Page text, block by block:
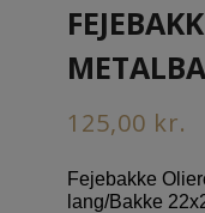
125,00 kr.
Fejebakke
lang/Bakke